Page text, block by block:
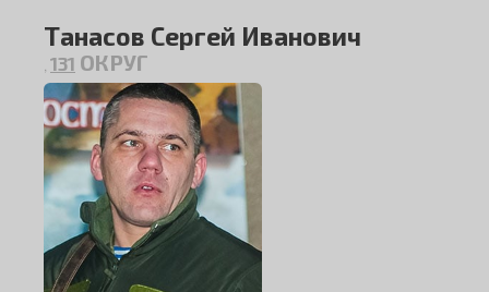
Танасов Сергей Иванович
131 ОКРУГ